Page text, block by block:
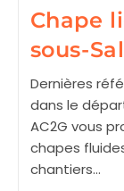
Chape
sous-
Dernières
dans le
AC2G vous
chapes
chantiers…